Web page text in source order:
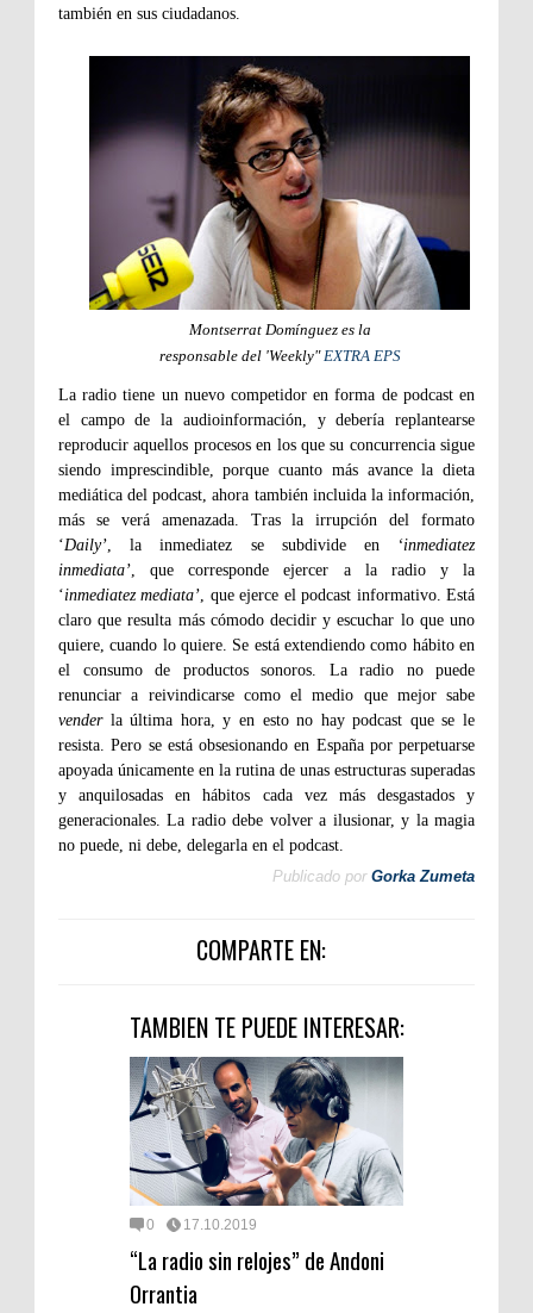
también en sus ciudadanos.
Montserrat Domínguez es la
responsable del 'Weekly"EXTRA EPS
La radio tiene un nuevo competidor en forma de podcast en
el campo de la audioinformación, y debería replantearse
reproducir aquellos procesos en los que su concurrencia sigue
siendo imprescindible, porque cuanto más avance la dieta
mediática del podcast, ahora también incluida la información,
más se verá amenazada. Tras la irrupción del formato
‘Daily’, la inmediatez se subdivide en
‘inmediatez
inmediata’, que corresponde ejercer a la radio y la
‘inmediatez mediata’, que ejerce el podcast informativo. Está
claro que resulta más cómodo decidir y escuchar lo que uno
quiere, cuando lo quiere. Se está extendiendo como hábito en
el consumo de productos sonoros. La radio no puede
renunciar a reivindicarse como el medio que mejor sabe
venderla última hora, y en esto no hay podcast que se le
resista. Pero se está obsesionando en España por perpetuarse
apoyada únicamente en la rutina de unas estructuras superadas
y anquilosadas en hábitos cada vez más desgastados y
generacionales. La radio debe volver a ilusionar, y la magia
no puede, ni debe, delegarla en el podcast.
Publicado por Gorka Zumeta
COMPARTE EN:
TAMBIEN TE PUEDE INTERESAR:
0 17.10.2019
“La radio sin relojes” de Andoni
Orrantia